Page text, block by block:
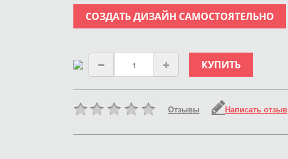
СОЗДАТЬ ДИЗАЙН САМОСТОЯТЕЛЬНО
КУПИТЬ
Отзывы Написать отзыв